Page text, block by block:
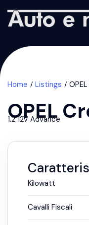
Home Listings
OPEL
1.2 12V Advance
Kilowatt
Cavalli Fiscali